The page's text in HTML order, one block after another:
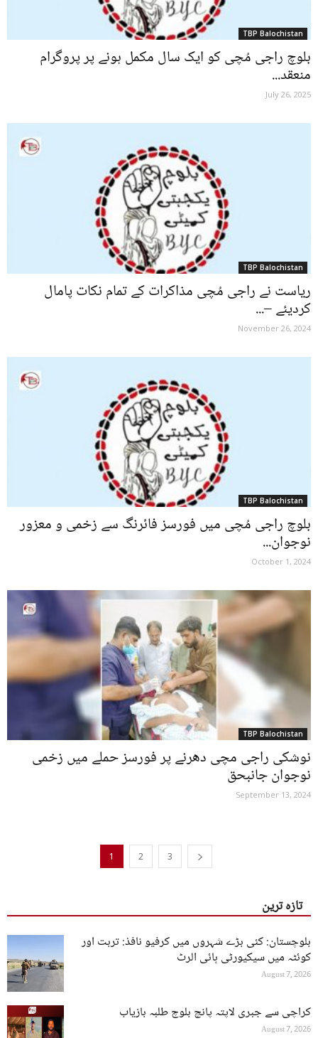
TBP Balochistan
بلوچ راجی مُچی کو ایک سال مکمل ہونے پر پروگرام
منعقد...
July 26, 2025
TBP Balochistan
ریاست نے راجی مُچی مذاکرات کے تمام نکات پامال
کردیئے –...
November 26, 2024
TBP Balochistan
بلوچ راجی مُچی میں فورسز فائرنگ سے زخمی و معزور
نوجوان...
October 1, 2024
TBP Balochistan
نوشکی راجی مچی دھرنے پر فورسز حملے میں زخمی
نوجوان جانبحق
September 13, 2024
1 2 3
تازہ ترین
بلوچستان: کئی بڑے شہروں میں کرفیو نافذ: تربت اور
کوئٹہ میں سیکیورٹی ہائی الرٹ
August 7, 2026
کراچی سے جبری لاپتہ پانچ بلوچ طلبہ بازیاب
August 7, 2026